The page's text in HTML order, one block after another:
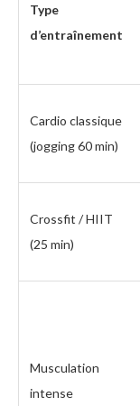
Type
d’entraînement
Cardio classique
(jogging 60 min)
Crossfit / HIIT
(25 min)
Musculation
intense